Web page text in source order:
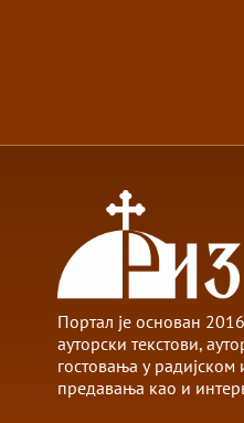
Портал је основан
ауторски текстови,
гостовања у радијском
предавања као и